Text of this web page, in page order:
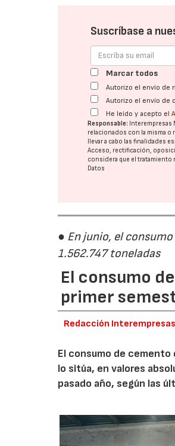
Suscríbase a
Marcar todos
Autorizo el envío de
Autorizo el envío de
He leído y acepto el
Responsable: Interempresas
relacionados con la misma o
llevar a cabo las finalidades
Acceso, rectificación,
considera que el tratamiento
Datos
● En junio, el
1.562.747 toneladas
El consumo
primer
Redacción Interempresas
El consumo de cemento
lo sitúa, en valores
pasado año, según las